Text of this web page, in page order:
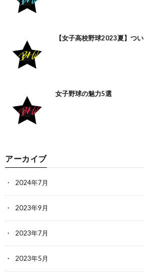
【女子高校野球2023夏】つ
女子野球の魅力5選
アーカイブ
2024年7月
2023年9月
2023年7月
2023年5月